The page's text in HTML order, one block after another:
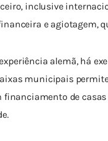
inclusive
e agiotagem,
alemã, há
municipais
de